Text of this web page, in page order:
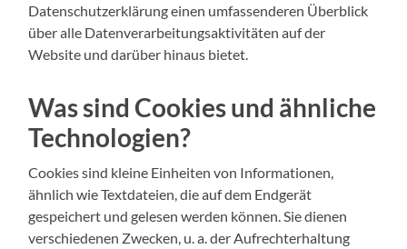
Datenschutzerklärung einen umfassenderen Überblick
über alle Datenverarbeitungsaktivitäten auf der
Website und darüber hinaus bietet.
Was sind Cookies und ähnliche
Technologien?
Cookies sind kleine Einheiten von Informationen,
ähnlich wie Textdateien, die auf dem Endgerät
gespeichert und gelesen werden können. Sie dienen
verschiedenen Zwecken, u. a. der Aufrechterhaltung